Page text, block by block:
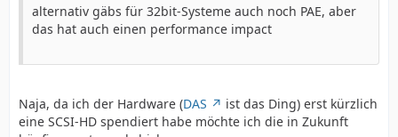
alternativ gäbs für 32bit-Systeme auch noch PAE, aber
das hat auch einen performance impact
Naja, da ich der Hardware (DAS
ist das Ding) erst kürzlich
eine SCSI-HD spendiert habe möchte ich die in Zukunft